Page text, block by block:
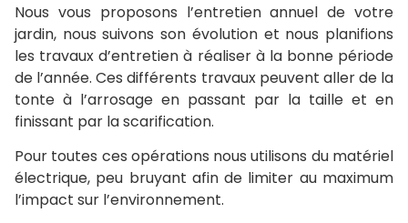
Nous vous proposons l’entretien annuel de votre
jardin, nous suivons son évolution et nous planifions
les travaux d’entretien à réaliser à la bonne période
de l’année. Ces différents travaux peuvent aller de la
tonte à l’arrosage en passant par la taille et en
finissant par la scarification.
Pour toutes ces opérations nous utilisons du matériel
électrique, peu bruyant afin de limiter au maximum
l’impact sur l’environnement.